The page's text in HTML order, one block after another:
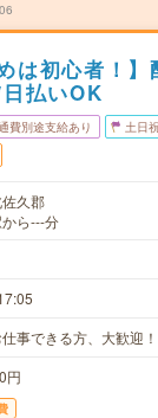
は初心者！
払いOK
費別途支給あり 土日
久郡
ら---分
事できる方、大歓迎！
円